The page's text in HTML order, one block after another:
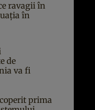
ravagii în
în
de
va fi
prima